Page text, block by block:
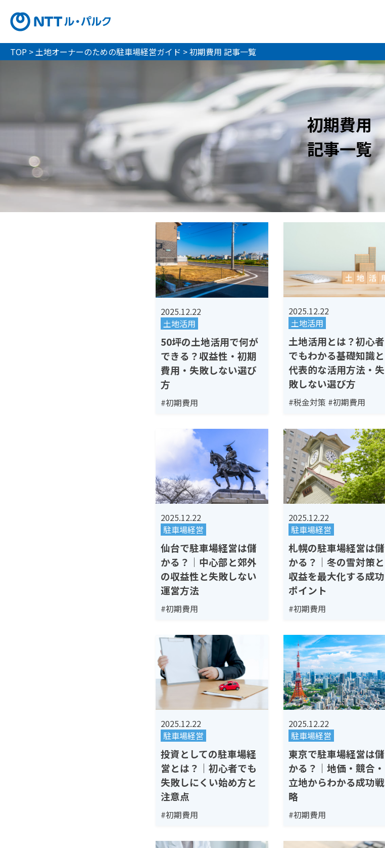
TOP >土地オーナーのための駐車場経営ガイド >初期費用 記事一覧
初期費用
記事一覧
2025.12.22
土地活用
50坪の土地活用で何が
できる？収益性・初期
費用・失敗しない選び
方
#初期費用
2025.12.22
土地活用
土地活用とは？初心者
でもわかる基礎知識と
代表的な活用方法・失
敗しない選び方
#税金対策 #初期費用
2025.12.22
駐車場経営
仙台で駐車場経営は儲
かる？｜中心部と郊外
の収益性と失敗しない
運営方法
#初期費用
2025.12.22
駐車場経営
札幌の駐車場経営は儲
かる？｜冬の雪対策と
収益を最大化する成功
ポイント
#初期費用
2025.12.22
駐車場経営
投資としての駐車場経
営とは？｜初心者でも
失敗しにくい始め方と
注意点
#初期費用
2025.12.22
駐車場経営
東京で駐車場経営は儲
かる？｜地価・競合・
立地からわかる成功戦
略
#初期費用